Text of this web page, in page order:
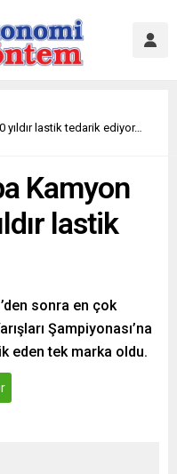
yıldır lastik tedarik ediyor…
Kamyon
lastik
sonra en çok
Şampiyonası’na
eden tek marka oldu.